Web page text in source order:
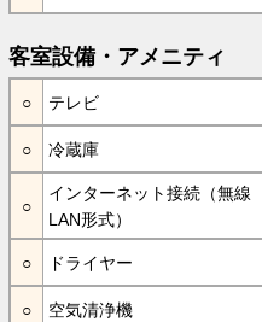
客室設備・アメニティ
テレビ
冷蔵庫
インターネット接続（無線
LAN形式）
ドライヤー
空気清浄機